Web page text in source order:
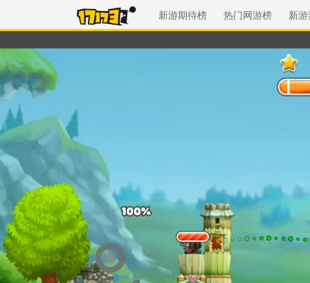
新游期待榜 热门网游榜 新